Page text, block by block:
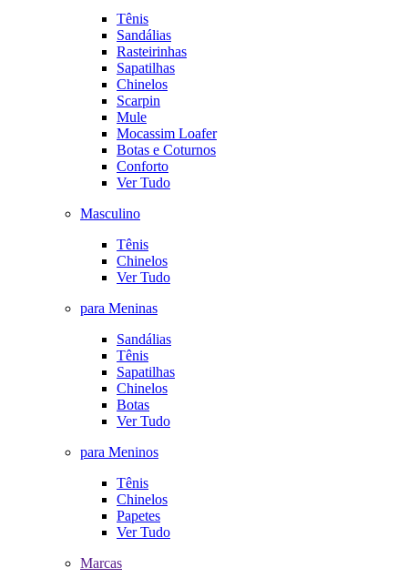
Tênis
Sandálias
Rasteirinhas
Sapatilhas
Chinelos
Scarpin
Mule
Mocassim Loafer
Botas e Coturnos
Conforto
Ver Tudo
Masculino
Tênis
Chinelos
Ver Tudo
para Meninas
Sandálias
Tênis
Sapatilhas
Chinelos
Botas
Ver Tudo
para Meninos
Tênis
Chinelos
Papetes
Ver Tudo
Marcas